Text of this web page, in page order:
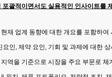
괄적이면서도 실용적인 인사이트
재 업계 동향에 대한 개요를 포함하여
인, 제약 요인, 기회 및 과제에 대한
역을 기준으로 시장을 주요 부문로